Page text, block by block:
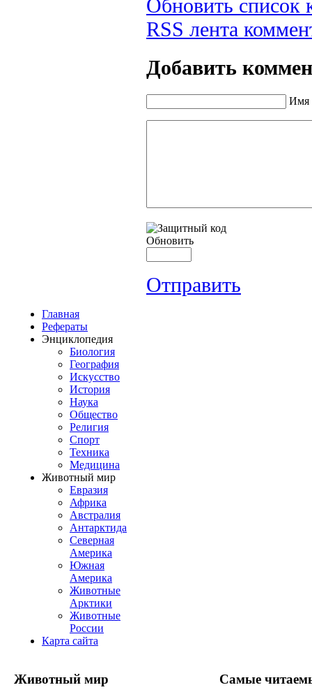
Обновить список
RSS лента
Добавить
Имя
Обновить
Отправить
Главная
Рефераты
Энциклопедия
Биология
География
Искусство
История
Наука
Общество
Религия
Спорт
Техника
Медицина
Животный мир
Евразия
Африка
Австралия
Антарктида
Северная
Америка
Южная
Америка
Животные
Арктики
Животные
России
Карта сайта
Животный мир Самые